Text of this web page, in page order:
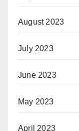
August 2023
July 2023
June 2023
May 2023
April 2023